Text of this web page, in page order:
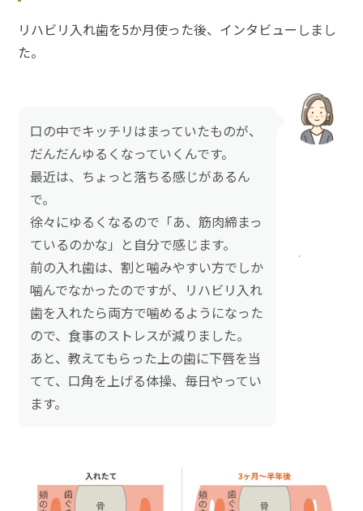
リハビリ入れ歯を5か月使った後、インタビューしまし
た。
口の中でキッチリはまっていたものが、
だんだんゆるくなっていくんです。
最近は、ちょっと落ちる感じがあるん
で。
徐々にゆるくなるので「あ、筋肉締まっ
ているのかな」と自分で感じます。
前の入れ歯は、割と噛みやすい方でしか
噛んでなかったのですが、リハビリ入れ
歯を入れたら両方で噛めるようになった
ので、食事のストレスが減りました。
あと、教えてもらった上の歯に下唇を当
てて、口角を上げる体操、毎日やってい
ます。